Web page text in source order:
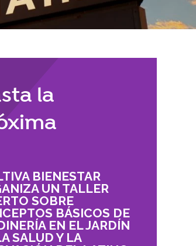
Reubicación
DONAR
la
BIENESTAR
UN TALLER
SOBRE
BÁSICOS DE
EN EL JARDÍN
SALUD Y LA